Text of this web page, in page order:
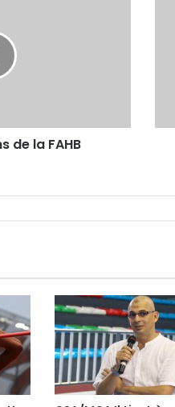
de la FAHB